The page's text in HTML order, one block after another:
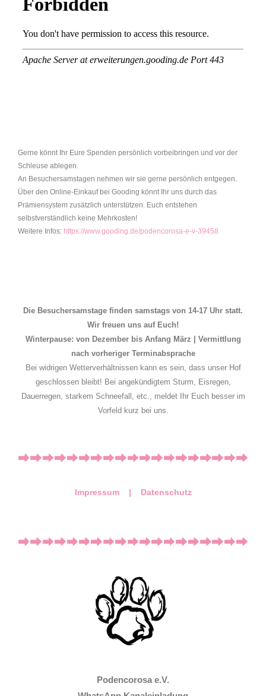
Gerne könnt Ihr Eure Spenden persönlich vorbeibringen und vor der
Schleuse ablegen.
An Besuchersamstagen nehmen wir sie gerne persönlich entgegen.
Über den Online-Einkauf bei Gooding könnt Ihr uns durch das
Prämiensystem zusätzlich unterstützen. Euch entstehen
selbstverständlich keine Mehrkosten!
Weitere Infos: https://www.gooding.de/podencorosa-e-v-39458
Die Besuchersamstage finden samstags von 14-17 Uhr statt.
Wir freuen uns auf Euch!
Winterpause: von Dezember bis Anfang März | Vermittlung
nach vorheriger Terminabsprache
Bei widrigen Wetterverhältnissen kann es sein, dass unser Hof
geschlossen bleibt! Bei angekündigtem Sturm, Eisregen,
Dauerregen, starkem Schneefall, etc., meldet Ihr Euch besser im
Vorfeld kurz bei uns.
Impressum | Datenschutz
Podencorosa e.V.